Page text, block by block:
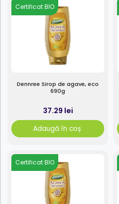
Certificat BIO
Dennree Sirop de agave, eco
690g
37.29 lei
Adaugă în coș
Certificat BIO